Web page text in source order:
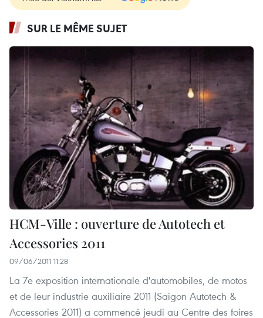
SUR LE MÊME SUJET
HCM-Ville : ouverture de Autotech et
Accessories 2011
09/06/2011 11:28
La 7e exposition internationale d'automobiles, de motos
et de leur industrie auxiliaire 2011 (Saigon Autotech &
Accessories 2011) a commencé jeudi au Centre des foires